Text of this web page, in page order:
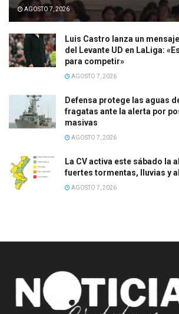
AGOSTO 7, 2026
Luis Castro lanza un
del Levante UD en LaLiga:
para competir»
AGOSTO 7, 2026
Defensa protege las aguas
fragatas ante la alerta por
masivas
AGOSTO 7, 2026
La CV activa este sábado la
fuertes tormentas, lluvias y
AGOSTO 7, 2026